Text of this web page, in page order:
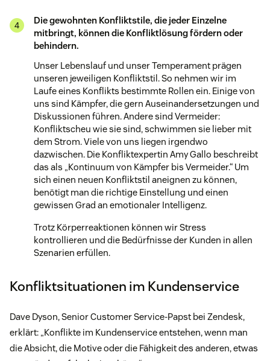
Die gewohnten Konfliktstile, die jeder Einzelne
mitbringt, können die Konfliktlösung fördern oder
behindern.
Unser Lebenslauf und unser Temperament prägen
unseren jeweiligen Konfliktstil. So nehmen wir im
Laufe eines Konflikts bestimmte Rollen ein. Einige von
uns sind Kämpfer, die gern Auseinandersetzungen und
Diskussionen führen. Andere sind Vermeider:
Konfliktscheu wie sie sind, schwimmen sie lieber mit
dem Strom. Viele von uns liegen irgendwo
dazwischen. Die Konfliktexpertin Amy Gallo beschreibt
das als „Kontinuum von Kämpfer bis Vermeider.“ Um
sich einen neuen Konfliktstil aneignen zu können,
benötigt man die richtige Einstellung und einen
gewissen Grad an emotionaler Intelligenz.
Trotz Körperreaktionen können wir Stress
kontrollieren und die Bedürfnisse der Kunden in allen
Szenarien erfüllen.
Konfliktsituationen im Kundenservice
Dave Dyson, Senior Customer Service-Papst bei Zendesk,
erklärt: „Konflikte im Kundenservice entstehen, wenn man
die Absicht, die Motive oder die Fähigkeit des anderen, etwas